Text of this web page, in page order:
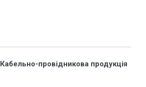
Кабельно-провідникова продукція